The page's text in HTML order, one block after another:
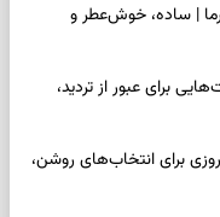
| ساده، خوش‌عطر و
یکشنبه ۱۸ مرداد ۱۴۰۵ | کارت‌هایی برای عبور از تردید،
امروز یکشنبه ۱۸ مرداد ۱۴۰۵ | روزی برای انتخاب‌های روشن،